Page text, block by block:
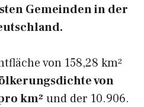
Gemeinden in der
von 158,28 km²
von
km² und der 10.906.